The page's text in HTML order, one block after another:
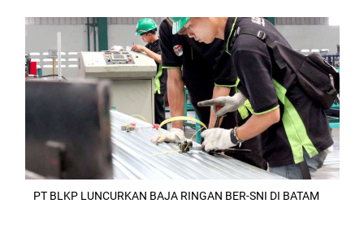
PT BLKP LUNCURKAN BAJA RINGAN BER-SNI DI BATAM